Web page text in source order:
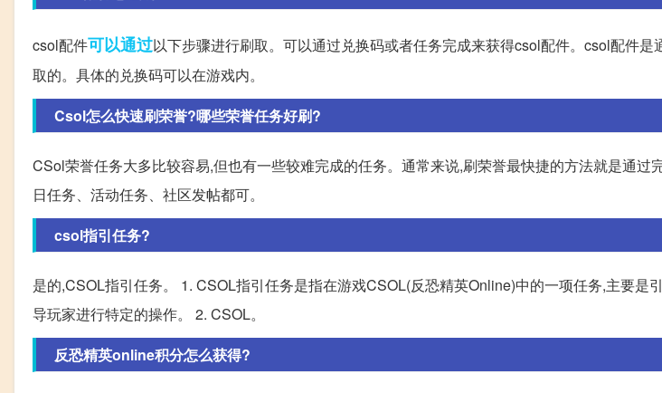
csol配件可以通过以下步骤进行刷取。可以通过兑换码或者任务完成来获得csol配件。csol配件
取的。具体的兑换码可以在游戏内。
Csol怎么快速刷荣誉?哪些荣誉任务好刷?
CSol荣誉任务大多比较容易,但也有一些较难完成的任务。通常来说,刷荣誉最快捷的方法就是通过
日任务、活动任务、社区发帖都可。
csol指引任务?
是的,CSOL指引任务。 1. CSOL指引任务是指在游戏CSOL(反恐精英Online)中的一项任务,主要是
导玩家进行特定的操作。 2. CSOL。
反恐精英online积分怎么获得?